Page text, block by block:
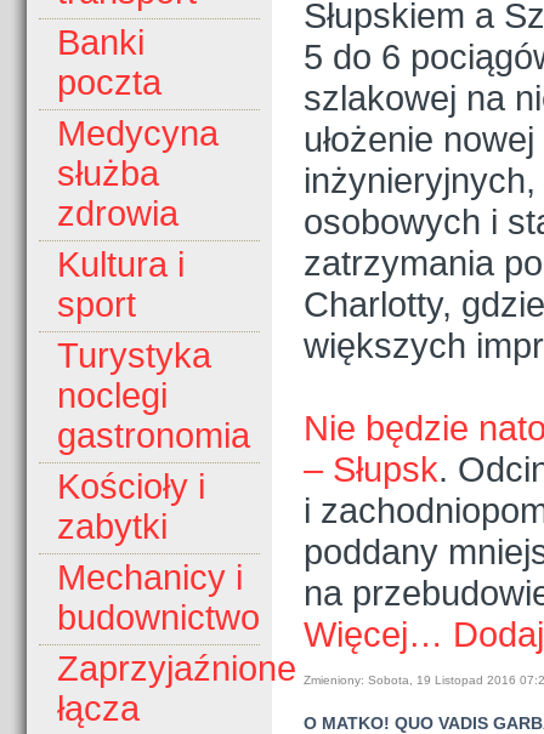
Banki
poczta
Medycyna
służba
zdrowia
Kultura i
sport
Turystyka
noclegi
gastronomia
Kościoły i
zabytki
Mechanicy i
budownictwo
Zaprzyjaźnione
łącza
Słupskiem a
5 do 6
szlakowej na
ułożenie
osobowych i
zatrzymania
Charlotty,
większych
Nie będzie
– Słupsk.
i
poddany
na
Więcej…
Zmieniony: Sobota, 19 Listopad 2016
O MATKO! QUO VADIS